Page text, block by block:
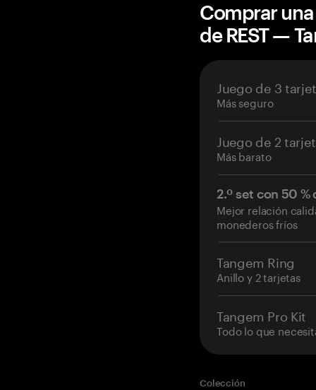
Comprar
de REST —
Juego de 3
Más seguro
Juego de 2
Más barato
2.º set con 50
Mejor relación
monederos fríos
Tangem Ring
Anillo y 2 tarjetas
Tangem Pro Kit
Todo lo que
Colección